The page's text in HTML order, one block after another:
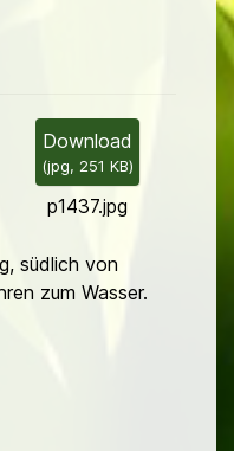
Download
(jpg, 251 KB)
p1437.jpg
südlich von
zum Wasser.